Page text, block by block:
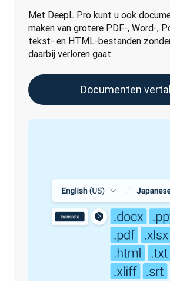
Met DeepL Pro kunt u ook
maken van grotere PDF-, Word-,
tekst- en HTML-bestanden
daarbij verloren gaat.
Documenten